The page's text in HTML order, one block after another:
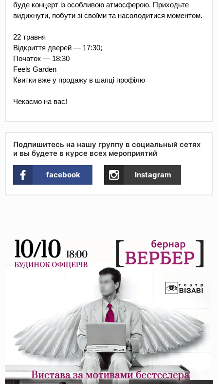
буде концерт із особливою атмосферою. Приходьте
видихнути, побути зі своїми та насолодитися моментом.
22 травня
Відкриття дверей — 17:30;
Початок — 18:30
Feels Garden
Квитки вже у продажу в шапці профілю
Чекаємо на вас!
Подпишитесь на нашу группу в социальный сетях
и вы будете в курсе всех мероприятий
facebook Instagram